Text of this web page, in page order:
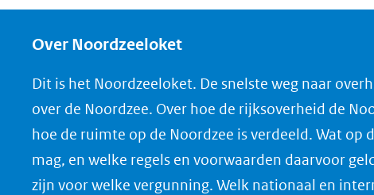
Over Noordzeeloket
Dit is het Noordzeeloket. De snelste weg naar
over de Noordzee. Over hoe de rijksoverheid de
hoe de ruimte op de Noordzee is verdeeld. Wat op
mag, en welke regels en voorwaarden daarvoor
zijn voor welke vergunning. Welk nationaal en